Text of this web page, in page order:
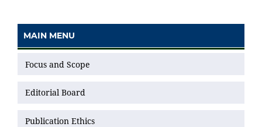
MAIN MENU
Focus and Scope
Editorial Board
Publication Ethics